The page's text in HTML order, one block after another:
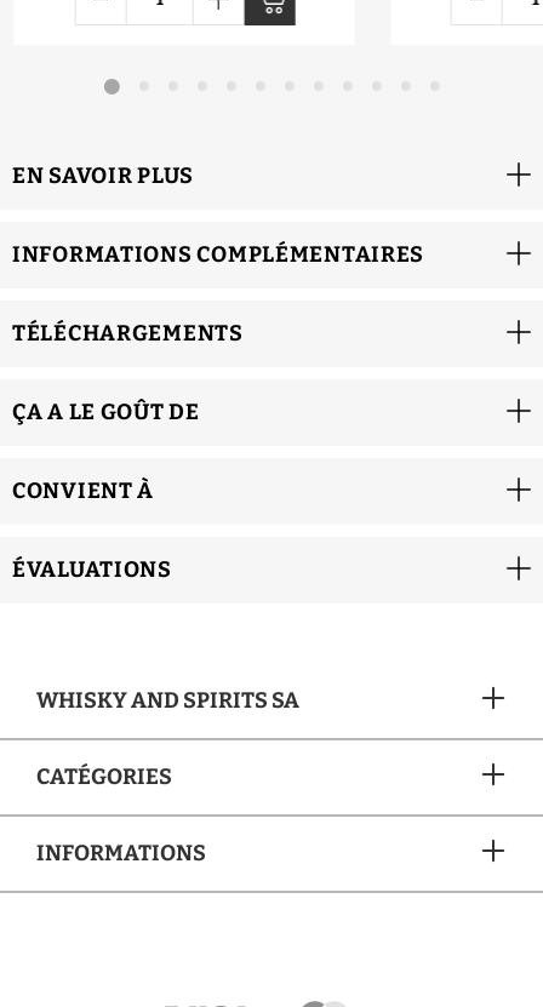
EN SAVOIR PLUS
INFORMATIONS COMPLÉMENTAIRES
TÉLÉCHARGEMENTS
ÇA A LE GOÛT DE
CONVIENT À
ÉVALUATIONS
WHISKY AND SPIRITS SA
CATÉGORIES
INFORMATIONS